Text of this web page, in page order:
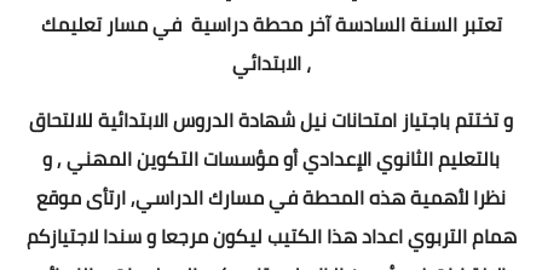
تعتبر السنة السادسة آخر محطة دراسية في مسار تعليمك
الابتدائي ،
و تختتم باجتياز امتحانات نيل شهادة الدروس الابتدائية للالتحاق
بالتعليم الثانوي الإعدادي أو مؤسسات التكوين المهني , و
نظرا لأهمية هذه المحطة في مسارك الدراسي, ارتأى موقع
همام التربوي اعداد هذا الكتيب ليكون مرجعا و سندا لاجتيازكم